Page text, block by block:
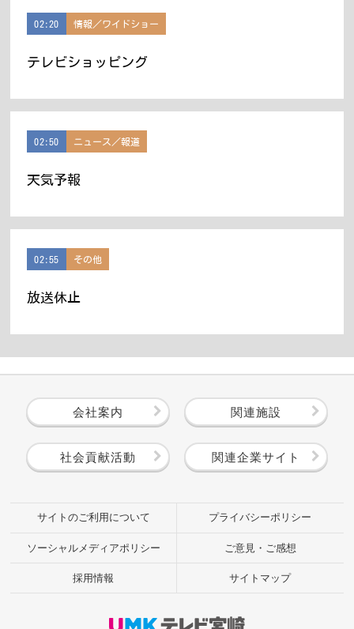
02:20 情報／ワイドショー
テレビショッピング
02:50 ニュース／報道
天気予報
02:55 その他
放送休止
会社案内 関連施設
社会貢献活動 関連企業サイト
サイトのご利用について プライバシーポリシー
ソーシャルメディアポリシー ご意見・ご感想
採用情報 サイトマップ